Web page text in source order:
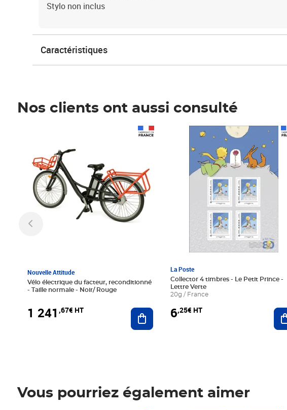
Stylo non inclus
Caractéristiques
Nos clients ont aussi consulté
Nouvelle Attitude
Vélo électrique du facteur, reconditionné
- Taille normale - Noir/ Rouge
1 241 ,67€ HT Ajouter au panier
La Poste
Collector 4 timbres - Le Petit Prince -
Lettre Verte
20g / France
6,25€ HT
Prix 6,25€ HT
Vous pourriez également aimer